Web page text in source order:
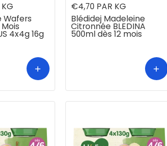
Wafers
4x4g 16g
Blédidej Madeleine
Citronnée BLEDINA
500ml dès 12 mois
€4,70 PAR KG